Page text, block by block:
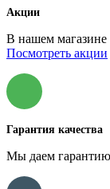
Акции
В нашем магазине
Посмотреть акции
Гарантия качества
Мы даем гарантию